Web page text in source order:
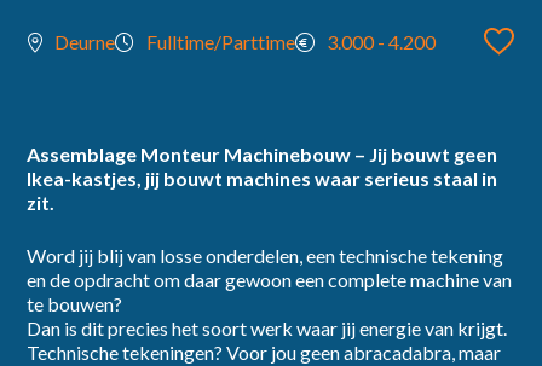
Deurne Fulltime/Parttime 3.000 - 4.200
Assemblage Monteur Machinebouw – Jij bouwt geen
Ikea-kastjes, jij bouwt machines waar serieus staal in
zit.
Word jij blij van losse onderdelen, een technische tekening
en de opdracht om daar gewoon een complete machine van
te bouwen?
Dan is dit precies het soort werk waar jij energie van krijgt.
Technische tekeningen? Voor jou geen abracadabra, maar
locatie